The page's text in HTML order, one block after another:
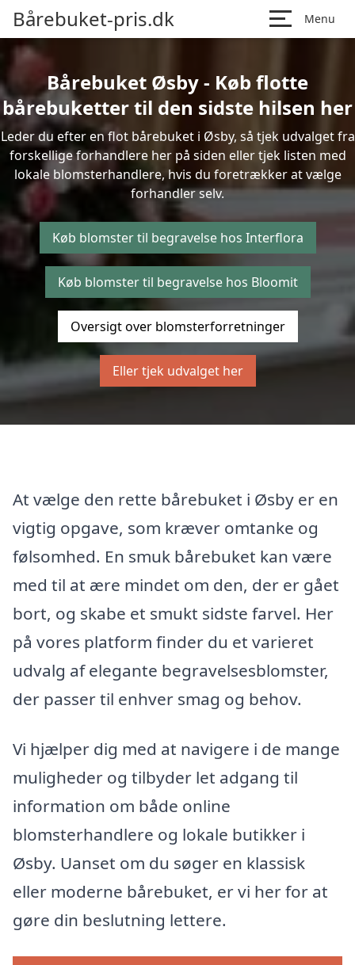
Bårebuket-pris.dk Menu
Bårebuket Øsby - Køb flotte
bårebuketter til den sidste hilsen her
Leder du efter en flot bårebuket i Øsby, så tjek udvalget fra
forskellige forhandlere her på siden eller tjek listen med
lokale blomsterhandlere, hvis du foretrækker at vælge
forhandler selv.
Køb blomster til begravelse hos Interflora
Køb blomster til begravelse hos Bloomit
Oversigt over blomsterforretninger
Eller tjek udvalget her
At vælge den rette bårebuket i Øsby er en
vigtig opgave, som kræver omtanke og
følsomhed. En smuk bårebuket kan være
med til at ære mindet om den, der er gået
bort, og skabe et smukt sidste farvel. Her
på vores platform finder du et varieret
udvalg af elegante begravelsesblomster,
der passer til enhver smag og behov.
Vi hjælper dig med at navigere i de mange
muligheder og tilbyder let adgang til
information om både online
blomsterhandlere og lokale butikker i
Øsby. Uanset om du søger en klassisk
eller moderne bårebuket, er vi her for at
gøre din beslutning lettere.